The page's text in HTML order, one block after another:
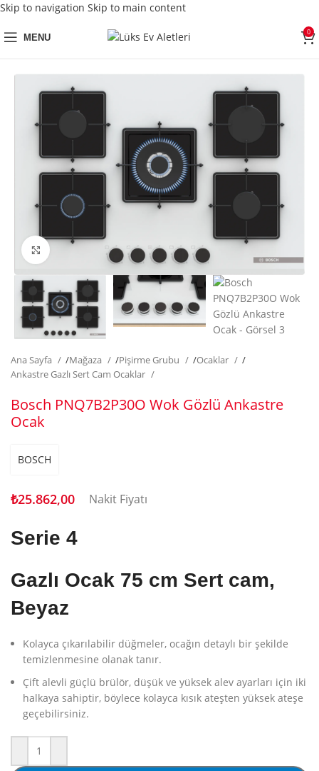
Skip to navigation Skip to main content
MENU 0
Click to enlarge
Ana Sayfa /Mağaza /Pişirme Grubu /Ocaklar
/
Ankastre Gazlı Sert Cam Ocaklar
Bosch PNQ7B2P30O Wok Gözlü Ankastre
Ocak
BOSCH
₺25.862,00 Nakit Fiyatı
Serie 4
Gazlı Ocak 75 cm Sert cam,
Beyaz
Kolayca çıkarılabilir düğmeler, ocağın detaylı bir şekilde
temizlenmesine olanak tanır.
Çift alevli güçlü brülör, düşük ve yüksek alev ayarları için iki
halkaya sahiptir, böylece kolayca kısık ateşten yüksek ateşe
geçebilirsiniz.